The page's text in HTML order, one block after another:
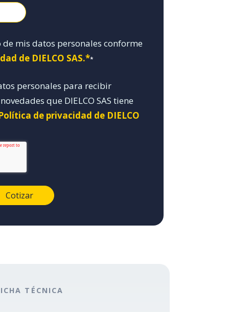
mis datos personales conforme
de DIELCO SAS.**
personales para recibir
que DIELCO SAS tiene
de privacidad de DIELCO
TÉCNICA